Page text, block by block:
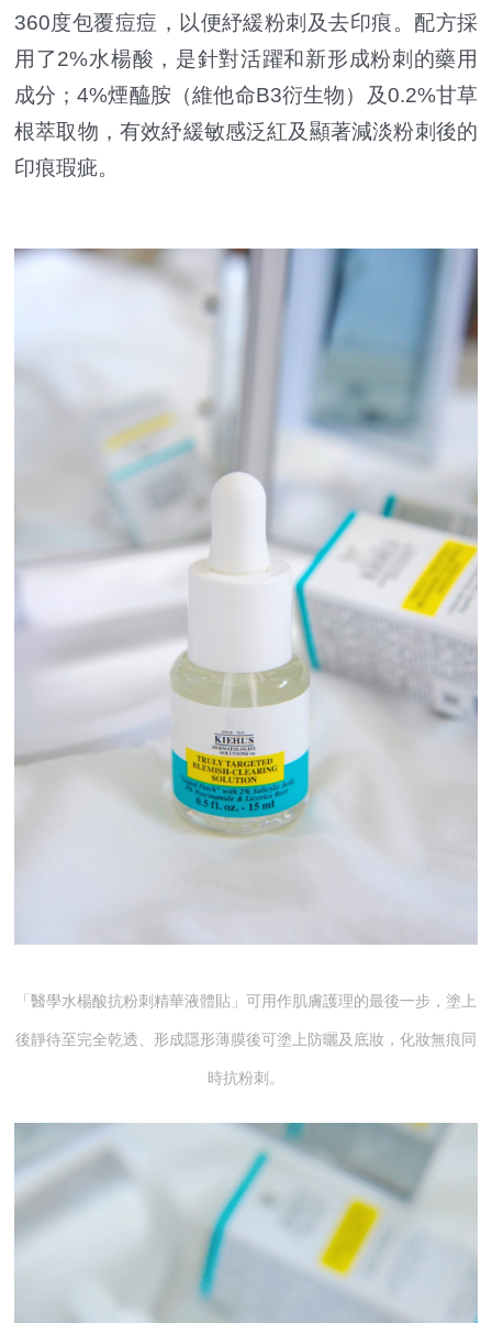
360度包覆痘痘，以便紓緩粉刺及去印痕。配方採
用了2%水楊酸，是針對活躍和新形成粉刺的藥用
成分；4%煙醯胺（維他命B3衍生物）及0.2%甘草
根萃取物，有效紓緩敏感泛紅及顯著減淡粉刺後的
印痕瑕疵。
「醫學水楊酸抗粉刺精華液體貼」可用作肌膚護理的最後一步，塗上
後靜待至完全乾透、形成隱形薄膜後可塗上防曬及底妝，化妝無痕同
時抗粉刺。